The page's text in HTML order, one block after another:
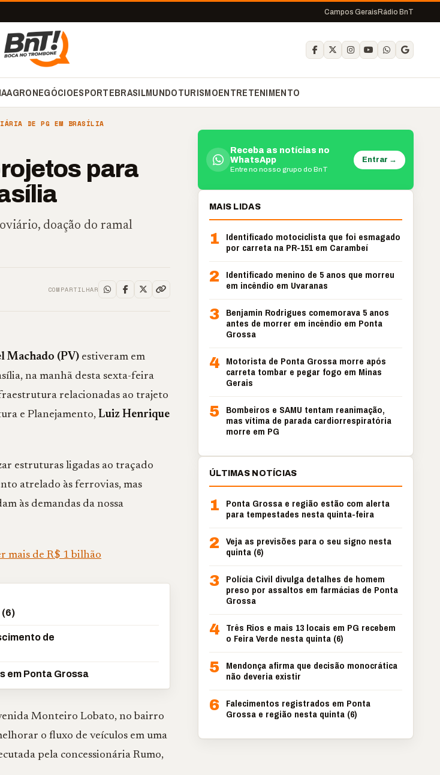
Campos Gerais Rádio BnT
AGRONEGÓCIOESPORTEBRASILMUNDOTURISMOENTRETENIMENTO
DE PG EM BRASÍLIA
para
doação do ramal
COMPARTILHAR
Machado (PV) estiveram em
na manhã desta sexta-feira
relacionadas ao trajeto
e Planejamento, Luiz Henrique
estruturas ligadas ao traçado
atrelado às ferrovias, mas
às demandas da nossa
mais de R$ 1 bilhão
(6)
de
em Ponta Grossa
Monteiro Lobato, no bairro
o fluxo de veículos em uma
pela concessionária Rumo,
Receba as notícias no
WhatsApp
Entre no nosso grupo do BnT
Entrar →
MAIS LIDAS
1
Identificado motociclista que foi esmagado
por carreta na PR-151 em Carambeí
2
Identificado menino de 5 anos que morreu
em incêndio em Uvaranas
3 Benjamin Rodrigues comemorava 5 anos
antes de morrer em incêndio em Ponta
Grossa
4 Motorista de Ponta Grossa morre após
carreta tombar e pegar fogo em Minas
Gerais
5 Bombeiros e SAMU tentam reanimação,
mas vítima de parada cardiorrespiratória
morre em PG
ÚLTIMAS NOTÍCIAS
1
Ponta Grossa e região estão com alerta
para tempestades nesta quinta-feira
2 Veja as previsões para o seu signo nesta
quinta (6)
3 Polícia Civil divulga detalhes de homem
preso por assaltos em farmácias de Ponta
Grossa
4 Três Rios e mais 13 locais em PG recebem
o Feira Verde nesta quinta (6)
5 Mendonça afirma que decisão monocrática
não deveria existir
6 Falecimentos registrados em Ponta
Grossa e região nesta quinta (6)